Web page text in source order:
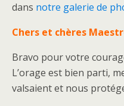
dans notre galerie de
Chers et chères
Bravo pour votre
L’orage est bien parti,
valsaient et nous